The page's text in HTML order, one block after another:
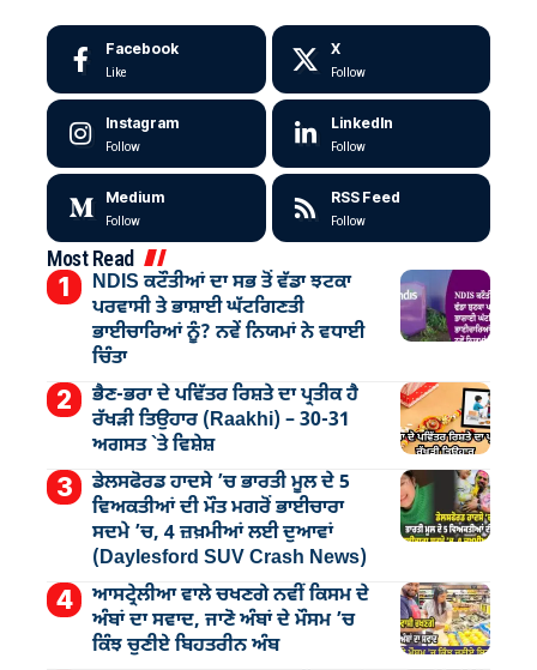
Facebook
Like
X
Follow
Instagram
Follow
LinkedIn
Follow
Medium
Follow
RSS Feed
Follow
Most Read
NDIS ਕਟੌਤੀਆਂ ਦਾ ਸਭ ਤੋਂ ਵੱਡਾ ਝਟਕਾ
ਪਰਵਾਸੀ ਤੇ ਭਾਸ਼ਾਈ ਘੱਟਗਿਣਤੀ
ਭਾਈਚਾਰਿਆਂ ਨੂੰ? ਨਵੇਂ ਨਿਯਮਾਂ ਨੇ ਵਧਾਈ
ਚਿੰਤਾ
ਭੈਣ-ਭਰਾ ਦੇ ਪਵਿੱਤਰ ਰਿਸ਼ਤੇ ਦਾ ਪ੍ਰਤੀਕ ਹੈ
ਰੱਖੜੀ ਤਿਉਹਾਰ (Raakhi) – 30-31
ਅਗਸਤ `ਤੇ ਵਿਸ਼ੇਸ਼
ਡੇਲਸਫੋਰਡ ਹਾਦਸੇ ’ਚ ਭਾਰਤੀ ਮੂਲ ਦੇ 5
ਵਿਅਕਤੀਆਂ ਦੀ ਮੌਤ ਮਗਰੋਂ ਭਾਈਚਾਰਾ
ਸਦਮੇ ’ਚ, 4 ਜ਼ਖ਼ਮੀਆਂ ਲਈ ਦੁਆਵਾਂ
(Daylesford SUV Crash News)
ਆਸਟ੍ਰੇਲੀਆ ਵਾਲੇ ਚਖਣਗੇ ਨਵੀਂ ਕਿਸਮ ਦੇ
ਅੰਬਾਂ ਦਾ ਸਵਾਦ, ਜਾਣੋ ਅੰਬਾਂ ਦੇ ਮੌਸਮ ’ਚ
ਕਿੰਝ ਚੁਣੀਏ ਬਿਹਤਰੀਨ ਅੰਬ